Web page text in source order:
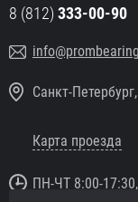
8 (812) 333-00-90
Санкт-
Карта проезда
ПН-ЧТ 8:00-